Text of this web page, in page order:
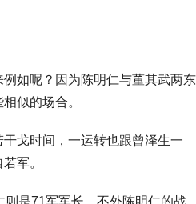
如呢？因为陈明仁与董其武两东
似的场合。
戈时间，一运转也跟曾泽生一
军。